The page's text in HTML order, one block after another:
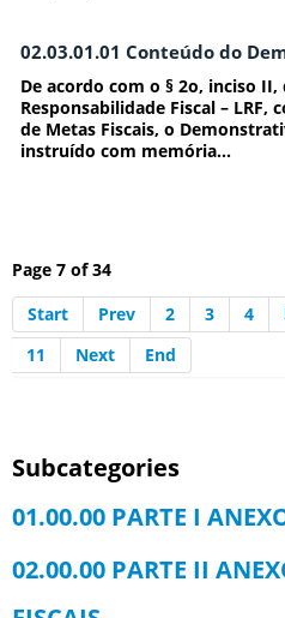
02.03.01.01 Conteúdo do
De acordo com o § 2o, inciso
Responsabilidade Fiscal – LRF,
de Metas Fiscais, o
instruído com memória...
Page 7 of 34
Start
Prev 2 3 4
11
Next End
Subcategories
01.00.00 PARTE I
01.01.00
02.00.00 PARTE II